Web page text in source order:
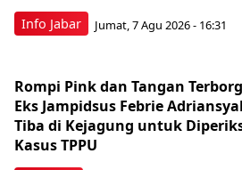
Info Jabar Jumat, 7 Agu 2026 - 16:31
Rompi Pink dan Tangan
Eks Jampidsus Febrie
Tiba di Kejagung untuk
Kasus TPPU